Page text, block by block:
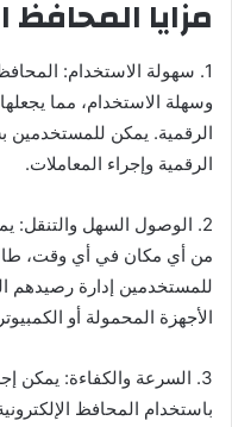
مزايا المحافظ
1. سهولة الاستخدام:
وسهلة الاستخدام، مما
الرقمية. يمكن للمستخدمين
الرقمية وإجراء المعاملات.
2. الوصول السهل والتنقل:
من أي مكان في أي وقت،
للمستخدمين إدارة رصيدهم
الأجهزة المحمولة أو
3. السرعة والكفاءة: يمكن
باستخدام المحافظ